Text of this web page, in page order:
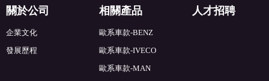
關於公司
企業文化
發展歷程
相關產品
歐系車款-BENZ
歐系車款-IVECO
歐系車款-MAN
人才招聘